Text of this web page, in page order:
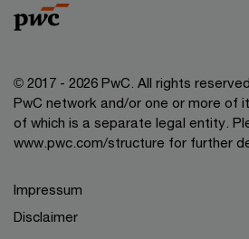
© 2017 - 2026 PwC. All rights
PwC network and/or one or more of
of which is a separate legal entity.
www.pwc.com/structure for further
Impressum
Disclaimer